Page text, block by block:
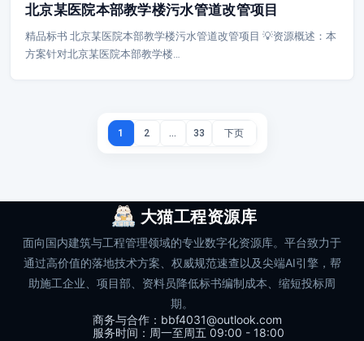
北京某医院本部教学楼污水管道改管项目
精品标书 北京某医院本部教学楼污水管道改管项目 💡资源概述：本
方案针对北京某医院本部教学楼…
1 2 … 33
大猫工程资源库
面向国内建筑与工程管理领域的专业数字化资源库。平台致力于
通过高价值的落地技术方案、权威规范速查以及尖端AI引擎，帮
助施工企业、项目部、资料员降低标书编制成本、缩短投标周
期。
商务与合作：bbf4031@outlook.com
服务时间：周一至周五 09:00 - 18:00